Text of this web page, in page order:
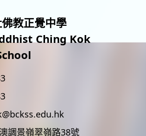
教正覺中學
Ching Kok
調景嶺翠嶺路38號